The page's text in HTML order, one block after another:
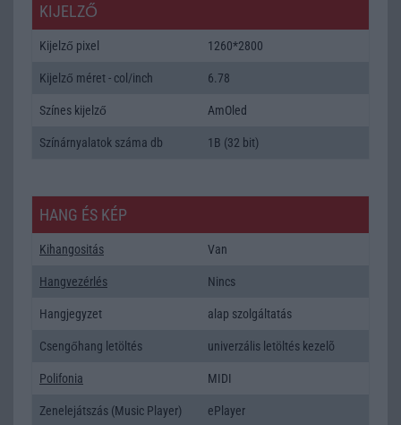
KIJELZŐ
Kijelző pixel 1260*2800
Kijelző méret - col/inch 6.78
Színes kijelző AmOled
Színárnyalatok száma db 1B (32 bit)
HANG ÉS KÉP
Kihangositás Van
Hangvezérlés Nincs
Hangjegyzet alap szolgáltatás
Csengőhang letöltés univerzális letöltés kezelõ
Polifonia MIDI
Zenelejátszás (Music Player) ePlayer